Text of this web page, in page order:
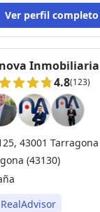
y dudas nos
Ver perfil completo
Inmobiliaria
4.8(123)
43001 Tarragona
(43130)